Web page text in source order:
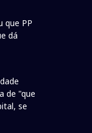
que PP
dá
de "que
se